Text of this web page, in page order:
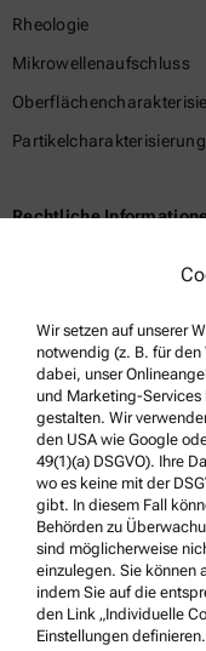
Rheologie
Mikrowellenaufschluss
Partikelcharakterisierung
Rechtliche
Impressum
Nutzungsbedingungen
Markennamen
Hinweisgebersystem
Service & Support
Anton Paar Certified
Sicherheitsbestätigung
Anton Paar Technical
Wir setzen auf unserer
notwendig (z. B. für
dabei, unser
und Marketing-Services
gestalten. Wir
den USA wie Google
49(1)(a) DSGVO). Ihre
wo es keine mit der
gibt. In diesem Fall
Behörden zu
sind möglicherweise
einzulegen. Sie können
indem Sie auf die
den Link „Individuelle
Einstellungen definieren.